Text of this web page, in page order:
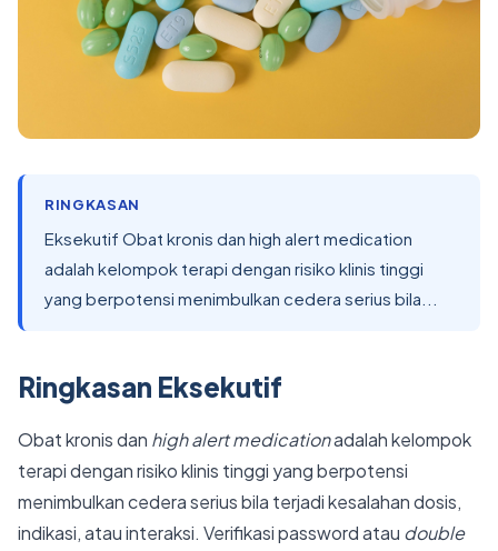
RINGKASAN
Eksekutif Obat kronis dan high alert medication
adalah kelompok terapi dengan risiko klinis tinggi
yang berpotensi menimbulkan cedera serius bila...
Ringkasan Eksekutif
Obat kronis dan high alert medicationadalah kelompok
terapi dengan risiko klinis tinggi yang berpotensi
menimbulkan cedera serius bila terjadi kesalahan dosis,
indikasi, atau interaksi. Verifikasi password atau double